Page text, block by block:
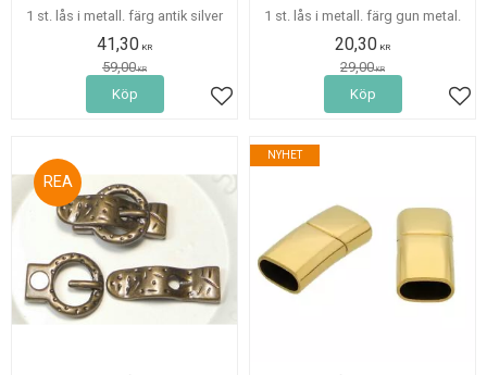
1 st. lås i metall. färg antik silver
41,30 KR
59,00KR
Lägg till i favoriter
Köp
1 st. lås i metall. färg gun metal.
20,30 KR
29,00KR
Köp
30%
NYHET